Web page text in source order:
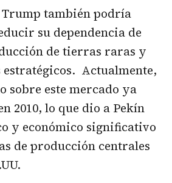
también podría
su dependencia de
de tierras raras y
Actualmente,
sobre este mercado ya
2010, lo que dio a Pekín
y económico significativo
de producción centrales